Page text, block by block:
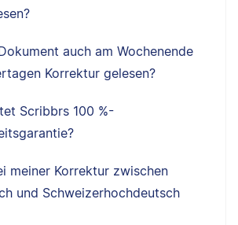
auch am Wochenende
Korrektur gelesen?
Scribbrs 100 %-
meiner Korrektur zwischen
und Schweizerhochdeutsch